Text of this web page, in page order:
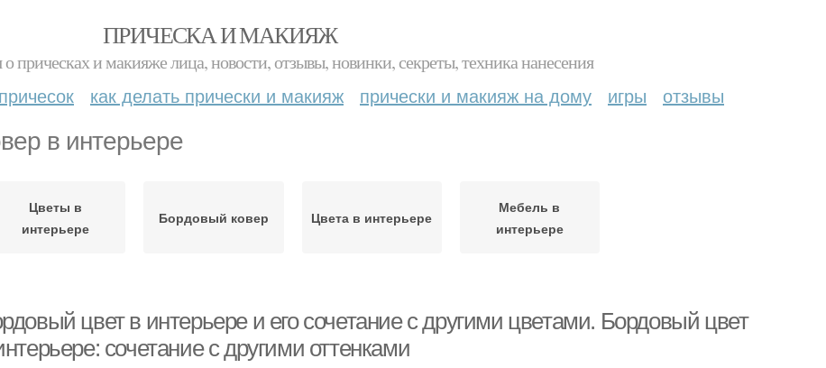
ПРИЧЕСКА И МАКИЯЖ
прическах и макияже лица, новости, отзывы, новинки, секреты, техника нанесения
как делать прически и макияж прически и макияж на дому игры отзывы
в интерьере
Цветы в
интерьере
Бордовый ковер Цвета в интерьере
Мебель в
интерьере
цвет в интерьере и его сочетание с другими цветами. Бордовый цвет
сочетание с другими оттенками